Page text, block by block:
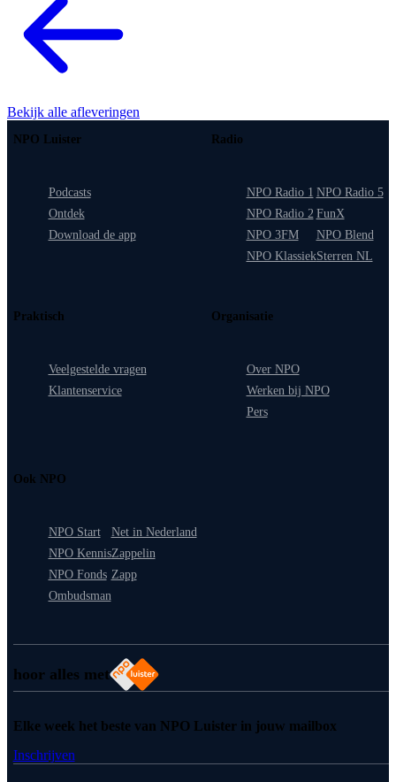
Bekijk alle afleveringen
hoor alles met
NPO Luister
Podcasts
Ontdek
Download de app
Radio
NPO Radio 1
NPO Radio 2
NPO 3FM
NPO Klassiek
NPO Radio 5
FunX
NPO Blend
Sterren NL
Praktisch
Veelgestelde vragen
Klantenservice
Organisatie
Over NPO
Werken bij NPO
Pers
Ook NPO
NPO Start
NPO Kennis
NPO Fonds
Ombudsman
Net in Nederland
Zappelin
Zapp
Elke week het beste van NPO Luister in jouw mailbox
Inschrijven